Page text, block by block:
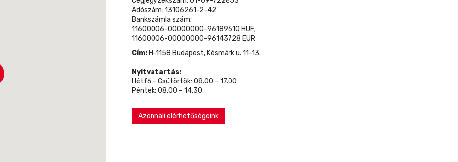
Adószám: 13106261-2-42
Bankszámla szám:
11600006-00000000-96189610 HUF;
11600006-00000000-96143728 EUR
Cím: H-1158 Budapest, Késmárk u. 11-13.
Nyitvatartás:
Hétfő – Csütörtök: 08.00 – 17.00
Péntek: 08.00 – 14.30
Azonnali elérhetőségeink